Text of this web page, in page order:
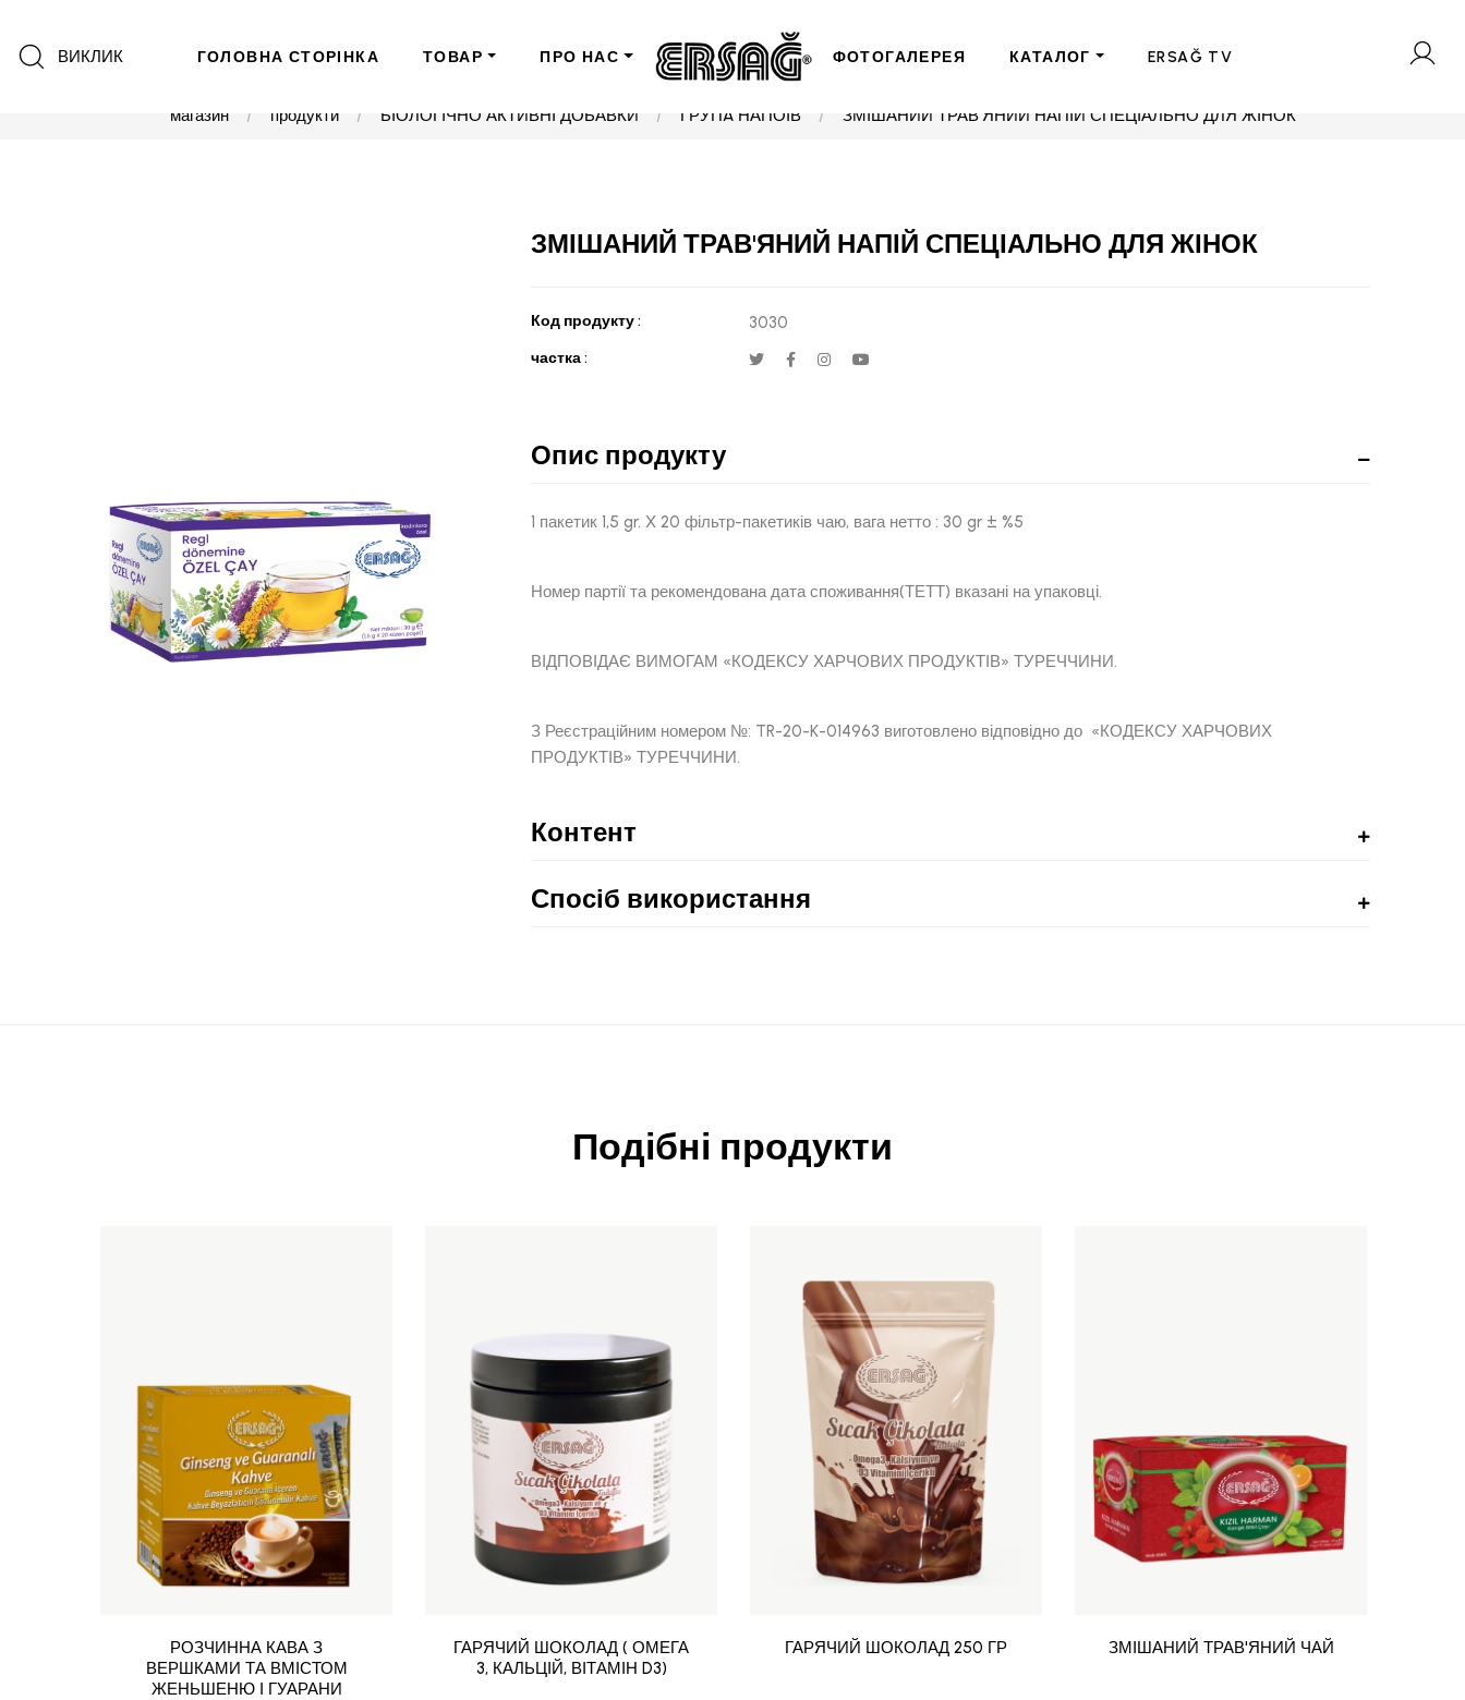
ВИКЛИК ГОЛОВНА СТОРІНКА ТОВАР ПРО НАС ФОТОГАЛЕРЕЯ КАТАЛОГ ERSAĞ TV
магазин продукти БІОЛОГІЧНО АКТИВНІ ДОБАВКИ ГРУПA НАПОЇВ ЗМІШАНИЙ ТРАВ'ЯНИЙ НАПІЙ СПЕЦІАЛЬНО ДЛЯ ЖІНОК
ЗМІШАНИЙ ТРАВ'ЯНИЙ НАПІЙ СПЕЦІАЛЬНО ДЛЯ ЖІНОК
Код продукту : 3030
частка :
Опис продукту
1 пакетик 1,5 gr. X 20 фільтр-пакетиків чаю, вага нетто : 30 gr ± %5
Номер партії та рекомендована дата споживання(ТЕТТ) вказані на упаковці.
ВІДПОВІДАЄ ВИМОГАМ «КОДЕКСУ ХАРЧОВИХ ПРОДУКТІВ» ТУРЕЧЧИНИ.
З Реєстраційним номером №: TR-20-K-014963 виготовлено відповідно до «КОДЕКСУ ХАРЧОВИХ
ПРОДУКТІВ» ТУРЕЧЧИНИ.
Контент
Спосіб використання
Подібні продукти
РОЗЧИННА КАВА З
ВЕРШКАМИ ТА ВМІСТОМ
ЖЕНЬШЕНЮ І ГУАРАНИ
ГАРЯЧИЙ ШОКОЛАД ( ОМЕГА
3, КАЛЬЦІЙ, ВІТАМІН D3)
ГАРЯЧИЙ ШОКОЛАД 250 ГР ЗМІШАНИЙ ТРАВ'ЯНИЙ ЧАЙ